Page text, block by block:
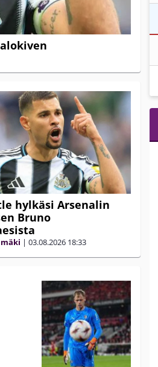
hylkäsi Arsenalin
Bruno
| 03.08.2026 18:33